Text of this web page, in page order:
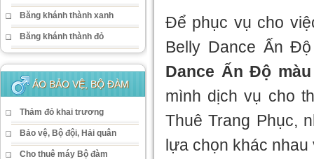
Băng khánh thành xanh
Băng khánh thành đỏ
ÁO BẢO VỆ, BỘ ĐÀM
Thảm đỏ khai trương
Bảo vệ, Bộ đội, Hải quân
Cho thuê máy Bộ đàm
Để phục vụ cho
Belly Dance Ấn
Dance Ấn Độ
mình dịch vụ cho
Thuê Trang Phục,
lựa chọn khác nhau